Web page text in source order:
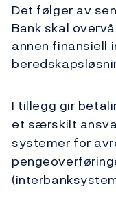
Det følger av
Bank skal
annen finansiell
I tillegg gir
et særskilt
systemer for